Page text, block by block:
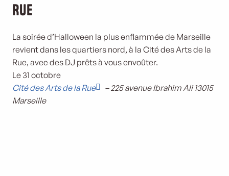
Rue
La soirée d’Halloween la plus enflammée de Marseille
revient dans les quartiers nord, à la Cité des Arts de la
Rue, avec des DJ prêts à vous envoûter.
Le 31 octobre
Cité des Arts de la Rue
– 225 avenue Ibrahim Ali 13015
Marseille